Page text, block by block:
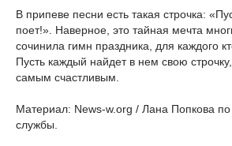
В припеве песни есть такая строчка:
поет!». Наверное, это тайная мечта
сочинила гимн праздника, для каждого
Пусть каждый найдет в нем свою
самым счастливым.
Материал: News-w.org / Лана Попкова
службы.